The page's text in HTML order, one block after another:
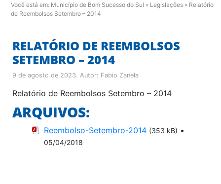
Você está em: Município de Bom Sucesso do Sul » Legislações » Relatório
de Reembolsos Setembro – 2014
RELATÓRIO DE REEMBOLSOS
SETEMBRO – 2014
9 de agosto de 2023. Autor: Fabio Zanela
Relatório de Reembolsos Setembro – 2014
ARQUIVOS:
Reembolso-Setembro-2014 (353 kB) •
05/04/2018